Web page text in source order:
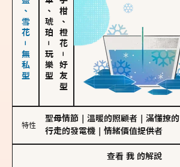
海鹽、雪花－無私型 皮革、琥珀
－
玩樂型
佛手柑、橙花
－
好友型
特性
聖母情節 溫暖的照顧者 滿懂撩的
行走的發電機
情緒價值提供者
查看 我 的解說